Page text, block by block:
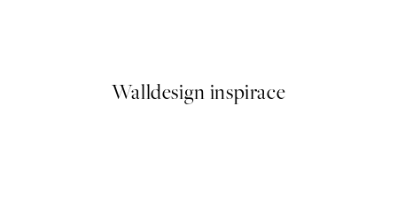
Walldesign inspirace